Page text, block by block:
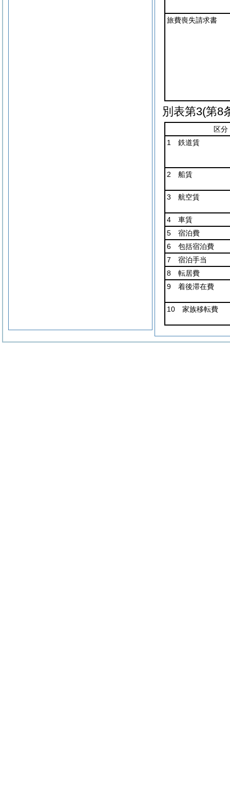
旅費喪失請求書
別表第3(第8
区分
1 鉄道賃
2 船賃
3 航空賃
4 車賃
5 宿泊費
6 包括宿泊費
7 宿泊手当
8 転居費
9 着後滞在費
10 家族移転費